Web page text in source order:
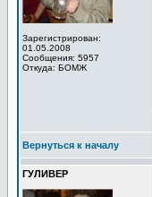
Зарегистрирован:
01.05.2008
Сообщения: 5957
Откуда: БОМЖ
Вернуться к началу
ГУЛИВЕР